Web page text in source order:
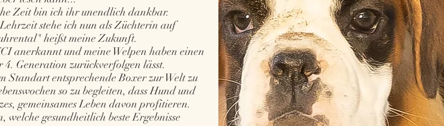
Zeit bin ich ihr unendlich dankbar.
stehe ich nun als Züchterin auf
heißt meine Zukunft.
anerkannt und meine Welpen haben einen
4. Generation zurückverfolgen lässt.
Standart entsprechende Boxer zur Welt zu
so zu begleiten, dass Hund und
gemeinsames Leben davon profitieren.
gesundheitlich beste Ergebnisse